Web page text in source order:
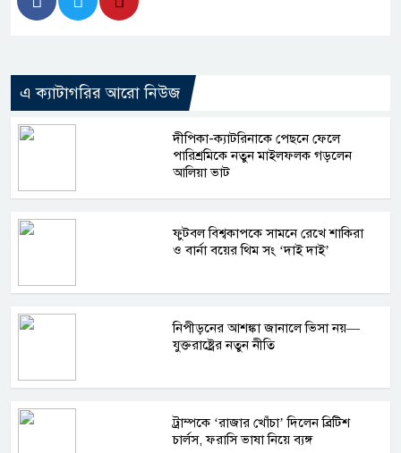
এ ক্যাটাগরির আরো নিউজ
দীপিকা-ক্যাটরিনাকে পেছনে ফেলে
পারিশ্রমিকে নতুন মাইলফলক গড়লেন
আলিয়া ভাট
ফুটবল বিশ্বকাপকে সামনে রেখে শাকিরা
ও বার্না বয়ের থিম সং ‘দাই দাই’
নিপীড়নের আশঙ্কা জানালে ভিসা নয়—
যুক্তরাষ্ট্রের নতুন নীতি
ট্রাম্পকে ‘রাজার খোঁচা’ দিলেন ব্রিটিশ
চার্লস, ফরাসি ভাষা নিয়ে ব্যঙ্গ